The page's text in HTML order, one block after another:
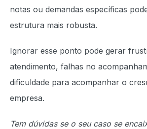
notas ou demandas específicas
estrutura mais robusta.
Ignorar esse ponto pode gerar
atendimento, falhas no
dificuldade para acompanhar o
empresa.
Tem dúvidas se o seu caso se